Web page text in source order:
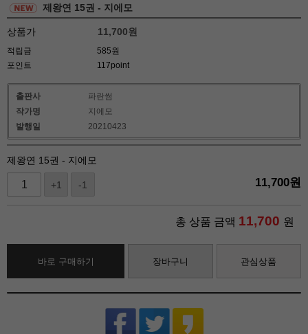
제왕연 15권 - 지에모
상품가 11,700원
적립금
585원
포인트
117point
출판사
파란썸
작가명
지에모
발행일
20210423
제왕연 15권 - 지에모
+1 -1 11,700원
총 상품 금액 11,700 원
바로 구매하기 장바구니 관심상품